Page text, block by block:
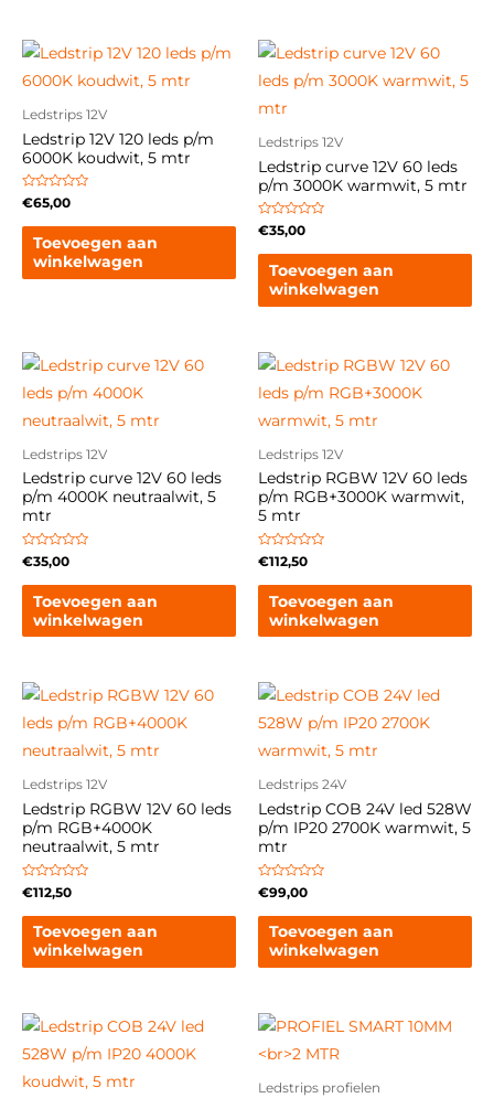
Ledstrips 12V
Ledstrip 12V 120 leds p/m
6000K koudwit, 5 mtr
Gewaardeerd
0
uit
€65,00
Toevoegen aan
winkelwagen
Ledstrips 12V
Ledstrip curve 12V 60 leds
p/m 3000K warmwit, 5 mtr
Gewaardeerd
0
uit
€35,00
Toevoegen aan
winkelwagen
Ledstrips 12V
Ledstrip curve 12V 60 leds
p/m 4000K neutraalwit, 5
mtr
Gewaardeerd
0
uit
€35,00
Toevoegen aan
winkelwagen
Ledstrips 12V
Ledstrip RGBW 12V 60 leds
p/m RGB+3000K warmwit,
5 mtr
Gewaardeerd
0
uit
€112,50
Toevoegen aan
winkelwagen
Ledstrips 12V
Ledstrip RGBW 12V 60 leds
p/m RGB+4000K
neutraalwit, 5 mtr
Gewaardeerd
0
uit
€112,50
Toevoegen aan
winkelwagen
Ledstrips 24V
Ledstrip COB 24V led 528W
p/m IP20 2700K warmwit, 5
mtr
Gewaardeerd
0
uit
€99,00
Toevoegen aan
winkelwagen
Ledstrips profielen